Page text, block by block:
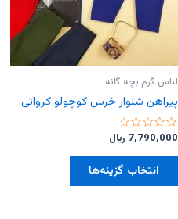
لباس گرم بچه گانه
پیراهن شلوار خرس کوچولو کرواتی
امتیاز
از
7,790,000 ﷼
انتخاب گزینه‌ها
این